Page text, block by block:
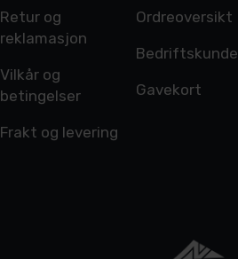
Retur og
reklamasjon
Vilkår og
betingelser
Frakt og levering
Ordreoversikt
Bedriftskunde
Gavekort